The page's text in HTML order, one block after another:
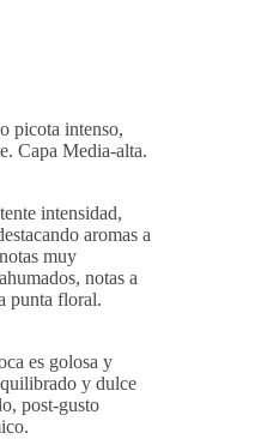
picota intenso,
Capa Media-alta.
intensidad,
aromas a
muy
notas a
punta floral.
es golosa y
y dulce
post-gusto